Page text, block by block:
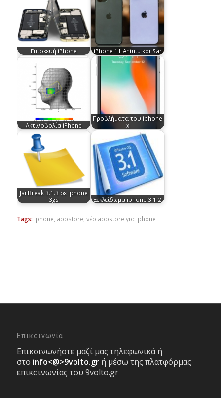
Επισκευή iPhone iPhone 11 Antutu και Sar
Ακτινοβολία iPhone
Προβλήματα του iphone
x
JailBreak 3.1.3 σε iphone
3gs
Ξεκλείδωμα iphone 3.1.2
Tags: Iphone, appstore, νέο appstore για iphone
Επικοινωνία
Επικοινωνήστε μαζί μας τηλεφωνικά ή
στο info<@>9volto.gr ή μέσω της πλατφόρμας
επικοινωνίας του 9volto.gr